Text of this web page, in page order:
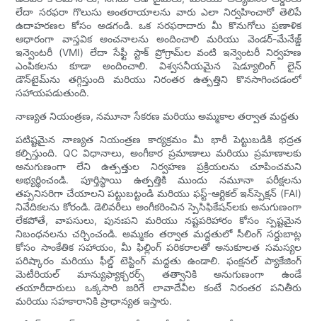
లేదా సరఫరా గొలుసు అంతరాయాలను వారు ఎలా నిర్వహించారో తెలిపే
ఉదాహరణల కోసం అడగండి. ఒక సరఫరాదారు మీ కొనుగోలు ప్రణాళిక
ఆధారంగా వాస్తవిక అంచనాలను అందించాలి మరియు వెండర్-మేనేజ్డ్
ఇన్వెంటరీ (VMI) లేదా సేఫ్టీ స్టాక్ ప్రోగ్రామ్‌ల వంటి ఇన్వెంటరీ నిర్వహణ
ఎంపికలను కూడా అందించాలి. విశ్వసనీయమైన షెడ్యూలింగ్ లైన్
డౌన్‌టైమ్‌ను తగ్గిస్తుంది మరియు నిరంతర ఉత్పత్తిని కొనసాగించడంలో
సహాయపడుతుంది.
నాణ్యత నియంత్రణ, నమూనా సేకరణ మరియు అమ్మకాల తర్వాత మద్దతు
పటిష్టమైన నాణ్యత నియంత్రణ కార్యక్రమం మీ భారీ పెట్టుబడికి భద్రత
కల్పిస్తుంది. QC విధానాలు, అంగీకార ప్రమాణాలు మరియు ప్రమాణాలకు
అనుగుణంగా లేని ఉత్పత్తుల నిర్వహణ ప్రక్రియలను చూపించమని
అభ్యర్థించండి. పూర్తిస్థాయి ఉత్పత్తికి ముందు నమూనా పరీక్షలను
తప్పనిసరిగా చేయాలని పట్టుబట్టండి మరియు ఫస్ట్-ఆర్టికల్ ఇన్‌స్పెక్షన్ (FAI)
నివేదికలను కోరండి. డెలివరీలు అంగీకరించిన స్పెసిఫికేషన్‌లకు అనుగుణంగా
లేకపోతే, వాపసులు, పునఃపని మరియు నష్టపరిహారం కోసం స్పష్టమైన
నిబంధనలను చర్చించండి. అమ్మకం తర్వాత మద్దతులో సీలింగ్ సర్దుబాట్ల
కోసం సాంకేతిక సహాయం, మీ ఫిల్లింగ్ పరికరాలతో అనుకూలత సమస్యల
పరిష్కారం మరియు ఫీల్డ్ టెస్టింగ్ మద్దతు ఉండాలి. ఫంక్షనల్ ప్యాకేజింగ్
మెటీరియల్ మాన్యుఫ్యాక్చరర్స్ తత్వానికి అనుగుణంగా ఉండే
తయారీదారులు ఒక్కసారి జరిగే లావాదేవీల కంటే నిరంతర పనితీరు
మరియు సహకారానికి ప్రాధాన్యత ఇస్తారు.